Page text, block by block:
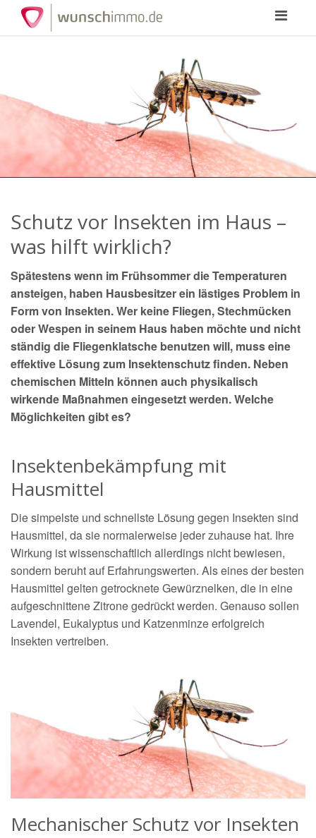
Toggle
Schutz vor Insekten im Haus –
was hilft wirklich?
Spätestens wenn im Frühsommer die Temperaturen
ansteigen, haben Hausbesitzer ein lästiges Problem in
Form von Insekten. Wer keine Fliegen, Stechmücken
oder Wespen in seinem Haus haben möchte und nicht
ständig die Fliegenklatsche benutzen will, muss eine
effektive Lösung zum Insektenschutz finden. Neben
chemischen Mitteln können auch physikalisch
wirkende Maßnahmen eingesetzt werden. Welche
Möglichkeiten gibt es?
Insektenbekämpfung mit
Hausmittel
Die simpelste und schnellste Lösung gegen Insekten sind
Hausmittel, da sie normalerweise jeder zuhause hat. Ihre
Wirkung ist wissenschaftlich allerdings nicht bewiesen,
sondern beruht auf Erfahrungswerten. Als eines der besten
Hausmittel gelten getrocknete Gewürznelken, die in eine
aufgeschnittene Zitrone gedrückt werden. Genauso sollen
Lavendel, Eukalyptus und Katzenminze erfolgreich
Insekten vertreiben.
Mechanischer Schutz vor Insekten